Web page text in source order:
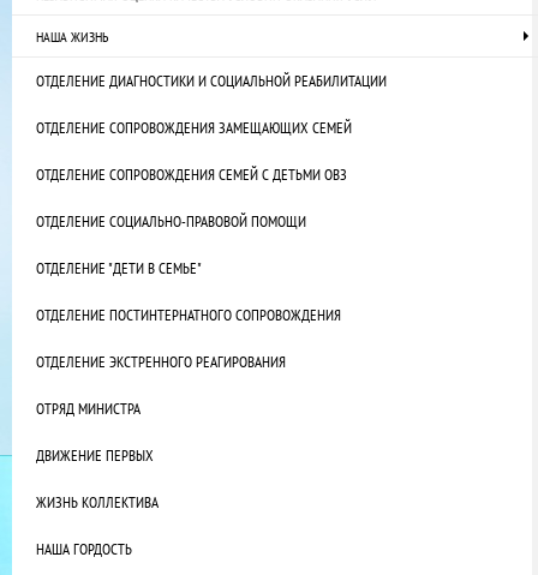
НАША ЖИЗНЬ
ОТДЕЛЕНИЕ ДИАГНОСТИКИ И СОЦИАЛЬНОЙ РЕАБИЛИТАЦИИ
ОТДЕЛЕНИЕ СОПРОВОЖДЕНИЯ ЗАМЕЩАЮЩИХ СЕМЕЙ
ОТДЕЛЕНИЕ СОПРОВОЖДЕНИЯ СЕМЕЙ С ДЕТЬМИ ОВЗ
ОТДЕЛЕНИЕ СОЦИАЛЬНО-ПРАВОВОЙ ПОМОЩИ
ОТДЕЛЕНИЕ "ДЕТИ В СЕМЬЕ"
ОТДЕЛЕНИЕ ПОСТИНТЕРНАТНОГО СОПРОВОЖДЕНИЯ
ОТДЕЛЕНИЕ ЭКСТРЕННОГО РЕАГИРОВАНИЯ
ОТРЯД МИНИСТРА
ДВИЖЕНИЕ ПЕРВЫХ
ЖИЗНЬ КОЛЛЕКТИВА
НАША ГОРДОСТЬ